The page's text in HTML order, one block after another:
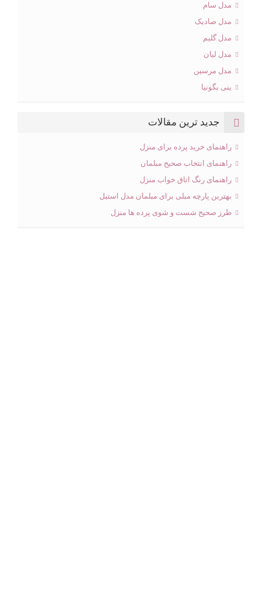
مدل سام
مدل صادیک
مدل گلیم
مدل لیان
مدل مرسین
ینی بگونیا
جدید ترین مقالات
راهنمای خرید پرده برای منزل
راهنمای انتخاب صحیح مبلمان
راهنمای رنگ اتاق خواب منزل
بهترین پارچه مبلی برای مبلمان مدل استیل
طرز صحیح شست و شوی پرده ها منزل